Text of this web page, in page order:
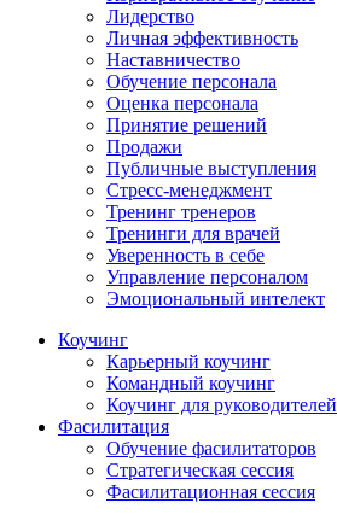
Лидерство
Личная эффективность
Наставничество
Обучение персонала
Оценка персонала
Принятие решений
Продажи
Публичные выступления
Стресс-менеджмент
Тренинг тренеров
Тренинги для врачей
Уверенность в себе
Управление персоналом
Эмоциональный интелект
Коучинг
Карьерный коучинг
Командный коучинг
Коучинг для руководителей
Фасилитация
Обучение фасилитаторов
Стратегическая сессия
Фасилитационная сессия